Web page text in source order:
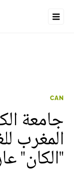
CAN
جامعة
المغرب
"الكان"